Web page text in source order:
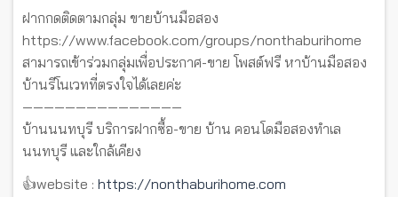
ฝากกดติดตามกลุ่ม ขายบ้านมือสอง
https://www.facebook.com/groups/nonthaburihome
สามารถเข้าร่วมกลุ่มเพื่อประกาศ-ขาย โพสต์ฟรี หาบ้านมือสอง
บ้านรีโนเวทที่ตรงใจได้เลยค่ะ
———————————————
บ้านนนทบุรี บริการฝากซื้อ-ขาย บ้าน คอนโดมือสองทำเล
นนทบุรี และใกล้เคียง
👍website : https://nonthaburihome.com